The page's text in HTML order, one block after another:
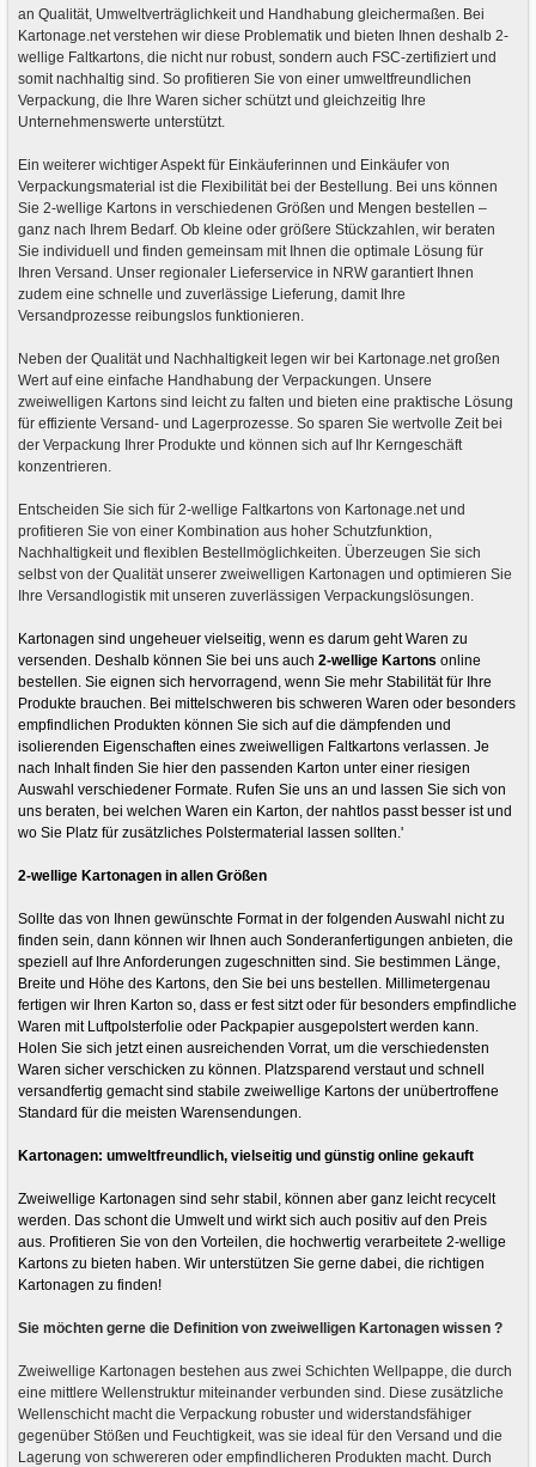
an Qualität, Umweltverträglichkeit und Handhabung gleichermaßen. Bei
Kartonage.net verstehen wir diese Problematik und bieten Ihnen deshalb 2-
wellige Faltkartons, die nicht nur robust, sondern auch FSC-zertifiziert und
somit nachhaltig sind. So profitieren Sie von einer umweltfreundlichen
Verpackung, die Ihre Waren sicher schützt und gleichzeitig Ihre
Unternehmenswerte unterstützt.
Ein weiterer wichtiger Aspekt für Einkäuferinnen und Einkäufer von
Verpackungsmaterial ist die Flexibilität bei der Bestellung. Bei uns können
Sie 2-wellige Kartons in verschiedenen Größen und Mengen bestellen –
ganz nach Ihrem Bedarf. Ob kleine oder größere Stückzahlen, wir beraten
Sie individuell und finden gemeinsam mit Ihnen die optimale Lösung für
Ihren Versand. Unser regionaler Lieferservice in NRW garantiert Ihnen
zudem eine schnelle und zuverlässige Lieferung, damit Ihre
Versandprozesse reibungslos funktionieren.
Neben der Qualität und Nachhaltigkeit legen wir bei Kartonage.net großen
Wert auf eine einfache Handhabung der Verpackungen. Unsere
zweiwelligen Kartons sind leicht zu falten und bieten eine praktische Lösung
für effiziente Versand- und Lagerprozesse. So sparen Sie wertvolle Zeit bei
der Verpackung Ihrer Produkte und können sich auf Ihr Kerngeschäft
konzentrieren.
Entscheiden Sie sich für 2-wellige Faltkartons von Kartonage.net und
profitieren Sie von einer Kombination aus hoher Schutzfunktion,
Nachhaltigkeit und flexiblen Bestellmöglichkeiten. Überzeugen Sie sich
selbst von der Qualität unserer zweiwelligen Kartonagen und optimieren Sie
Ihre Versandlogistik mit unseren zuverlässigen Verpackungslösungen.
Kartonagen sind ungeheuer vielseitig, wenn es darum geht Waren zu
versenden. Deshalb können Sie bei uns auch2-wellige Kartons online
bestellen. Sie eignen sich hervorragend, wenn Sie mehr Stabilität für Ihre
Produkte brauchen. Bei mittelschweren bis schweren Waren oder besonders
empfindlichen Produkten können Sie sich auf die dämpfenden und
isolierenden Eigenschaften eines zweiwelligen Faltkartons verlassen. Je
nach Inhalt finden Sie hier den passenden Karton unter einer riesigen
Auswahl verschiedener Formate. Rufen Sie uns an und lassen Sie sich von
uns beraten, bei welchen Waren ein Karton, der nahtlos passt besser ist und
wo Sie Platz für zusätzliches Polstermaterial lassen sollten.'
2-wellige Kartonagen in allen Größen
Sollte das von Ihnen gewünschte Format in der folgenden Auswahl nicht zu
finden sein, dann können wir Ihnen auch Sonderanfertigungen anbieten, die
speziell auf Ihre Anforderungen zugeschnitten sind. Sie bestimmen Länge,
Breite und Höhe des Kartons, den Sie bei uns bestellen. Millimetergenau
fertigen wir Ihren Karton so, dass er fest sitzt oder für besonders empfindliche
Waren mit Luftpolsterfolie oder Packpapier ausgepolstert werden kann.
Holen Sie sich jetzt einen ausreichenden Vorrat, um die verschiedensten
Waren sicher verschicken zu können. Platzsparend verstaut und schnell
versandfertig gemacht sind stabile zweiwellige Kartons der unübertroffene
Standard für die meisten Warensendungen.
Kartonagen: umweltfreundlich, vielseitig und günstig online gekauft
Zweiwellige Kartonagen sind sehr stabil, können aber ganz leicht recycelt
werden. Das schont die Umwelt und wirkt sich auch positiv auf den Preis
aus. Profitieren Sie von den Vorteilen, die hochwertig verarbeitete 2-wellige
Kartons zu bieten haben. Wir unterstützen Sie gerne dabei, die richtigen
Kartonagen zu finden!
Sie möchten gerne die Definition von zweiwelligen Kartonagen wissen ?
Zweiwellige Kartonagen bestehen aus zwei Schichten Wellpappe, die durch
eine mittlere Wellenstruktur miteinander verbunden sind. Diese zusätzliche
Wellenschicht macht die Verpackung robuster und widerstandsfähiger
gegenüber Stößen und Feuchtigkeit, was sie ideal für den Versand und die
Lagerung von schwereren oder empfindlicheren Produkten macht. Durch